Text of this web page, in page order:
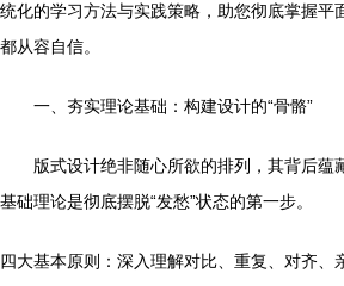
统化的学习方法与实践策略，助您彻底掌握平
都从容自信。
一、夯实理论基础：构建设计的“骨骼”
版式设计绝非随心所欲的排列，其背后蕴
基础理论是彻底摆脱“发愁”状态的第一步。
四大基本原则：深入理解对比、重复、对齐、